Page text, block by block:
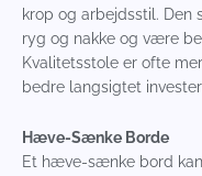
krop og arbejdsstil. Den
ryg og nakke og være
Kvalitetsstole er ofte
bedre langsigtet
Hæve-Sænke Borde
Et hæve-sænke bord